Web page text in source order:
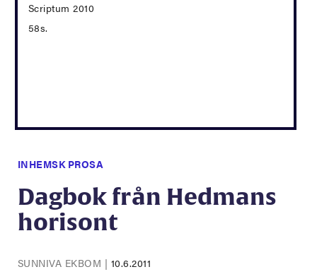
Scriptum 2010
58s.
INHEMSK PROSA
Dagbok från Hedmans
horisont
SUNNIVA EKBOM | 10.6.2011